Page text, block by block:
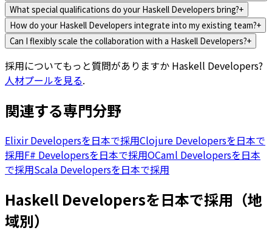
What special qualifications do your Haskell Developers bring?+
How do your Haskell Developers integrate into my existing team?+
Can I flexibly scale the collaboration with a Haskell Developers?+
採用についてもっと質問がありますか Haskell Developers?
人材プールを見る.
関連する専門分野
Elixir Developersを日本で採用Clojure Developersを日本で
採用F# Developersを日本で採用OCaml Developersを日本
で採用Scala Developersを日本で採用
Haskell Developersを日本で採用（地
域別）